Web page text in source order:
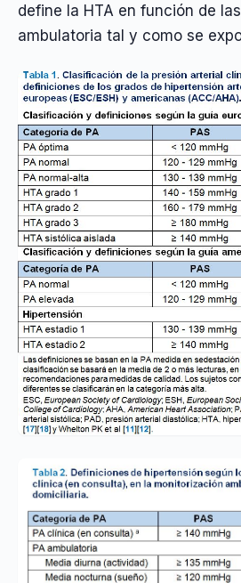
define la HTA en función de
ambulatoria tal y como se